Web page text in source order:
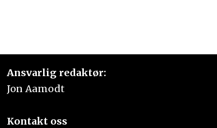
Ansvarlig redaktør:
Jon Aamodt
Kontakt oss